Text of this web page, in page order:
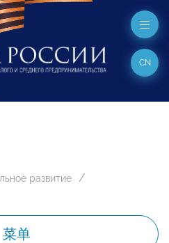
CN
развитие
菜单